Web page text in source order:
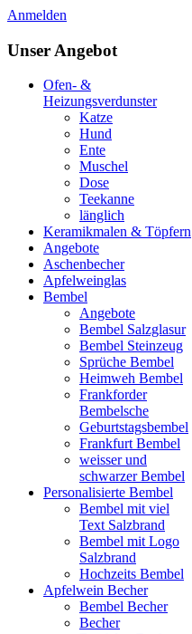
Anmelden
Unser Angebot
Ofen- &
Heizungsverdunster
Katze
Hund
Ente
Muschel
Dose
Teekanne
länglich
Keramikmalen & Töpfern
Angebote
Aschenbecher
Apfelweinglas
Bembel
Angebote
Bembel Salzglasur
Bembel Steinzeug
Sprüche Bembel
Heimweh Bembel
Frankforder
Bembelsche
Geburtstagsbembel
Frankfurt Bembel
weisser und
schwarzer Bembel
Personalisierte Bembel
Bembel mit viel
Text Salzbrand
Bembel mit Logo
Salzbrand
Hochzeits Bembel
Apfelwein Becher
Bembel Becher
Becher